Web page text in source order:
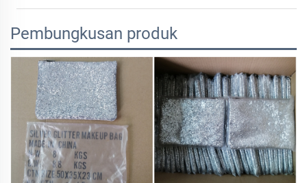
Pembungkusan produk